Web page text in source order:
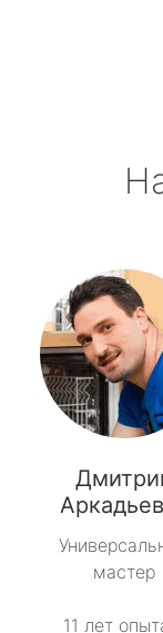
мастер
11 лет